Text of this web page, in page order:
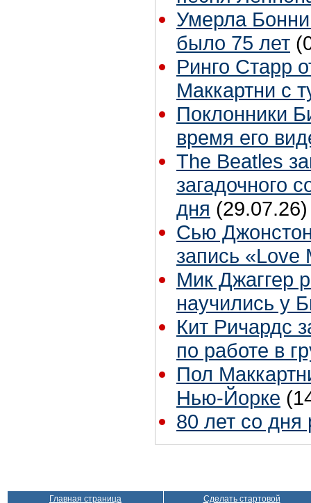
Умерла
было 75 лет
Ринго Старр
Маккартни с
Поклонники
время его
The Beatles
загадочного
дня (29.07.26)
Сью
запись «Love
Мик Джаггер
научились у
Кит Ричардс
по работе в
Пол
Нью-Йорке
80 лет со
Главная страница Сделать стартовой